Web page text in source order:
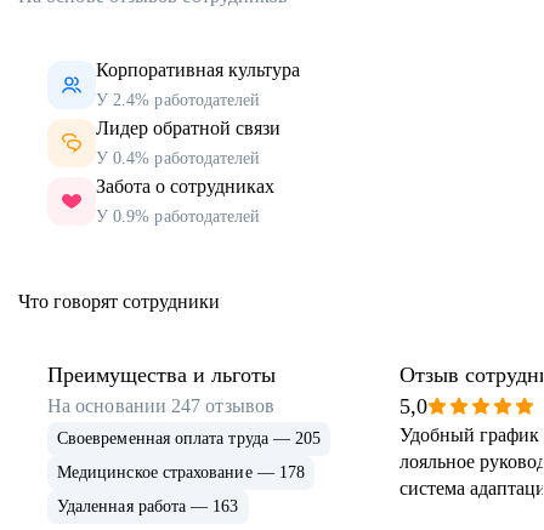
Корпоративная культура
У 2.4% работодателей
Лидер обратной связи
У 0.4% работодателей
Забота о сотрудниках
У 0.9% работодателей
Что говорят сотрудники
Преимущества и льготы
На основании 247 отзывов
Своевременная оплата труда — 205
Медицинское страхование — 178
Удаленная работа — 163
Отзыв
5,0
Удобный график
лояльное
система